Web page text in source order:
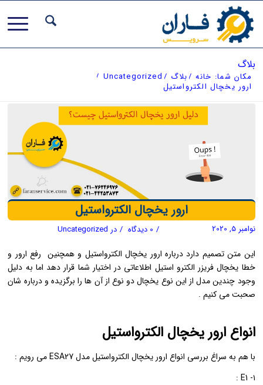
بلاگ
مکان شما: خانه /بلاگ /
Uncategorized
/
ارور یخچال الکترواستیل
ارور یخچال الکترواستیل
نوامبر 5, 2020 / 0 دیدگاه / در Uncategorized
این متن تصمیم دارد درباره ارور یخچال الکترواستیل و همچنین رفع ارور و
خطا یخچال فریزر الکترو استیل اطلاعاتی در اختیار شما قرار دهد اما به دلیل
وجود چندین مدل از این نوع یخچال دو نوع از آن ها را برگزیده و درباره شان
صحبت می کنیم .
انواع ارور یخچال الکترواستیل
با هم به سراغ بررسی انواع ارور یخچال الکترواستیل مدل ESA27 می رویم :
۱- E1 :